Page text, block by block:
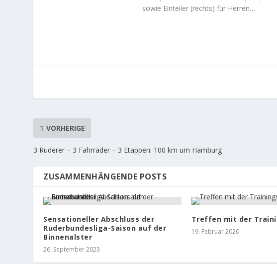
sowie Einteiler (rechts) für Herren…
VORHERIGE
3 Ruderer – 3 Fahrräder – 3 Etappen: 100 km um Hamburg
ZUSAMMENHÄNGENDE POSTS
Sensationeller Abschluss der
Ruderbundesliga-Saison auf der
Binnenalster
26. September 2023
Treffen mit der
19. Februar 2020